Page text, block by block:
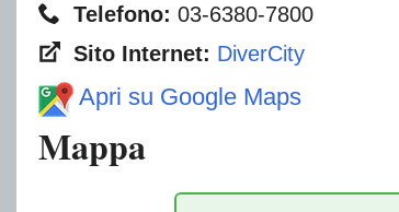
Telefono: 03-6380-7800
Sito Internet: DiverCity
Apri su Google Maps
Mappa